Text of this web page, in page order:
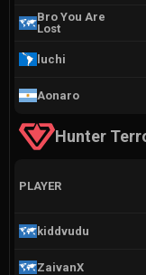
Bro You Are
Lost
luchi
Aonaro
Hunter
PLAYER
kiddvudu
ZaivanX